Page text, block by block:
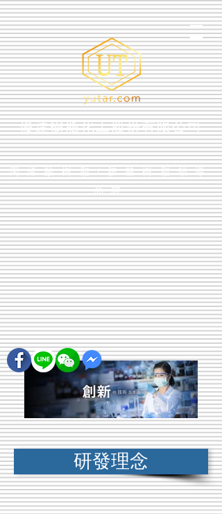
優達樹脂化工股份有限公司
丙烯酸樹脂/胺基樹脂領導
品牌
研發理念